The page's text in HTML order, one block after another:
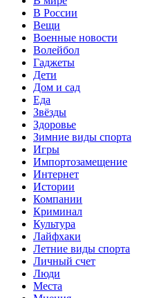
В России
Вещи
Военные новости
Волейбол
Гаджеты
Дети
Дом и сад
Еда
Звёзды
Здоровье
Зимние виды спорта
Игры
Импортозамещение
Интернет
Истории
Компании
Криминал
Культура
Лайфхаки
Летние виды спорта
Личный счет
Люди
Места